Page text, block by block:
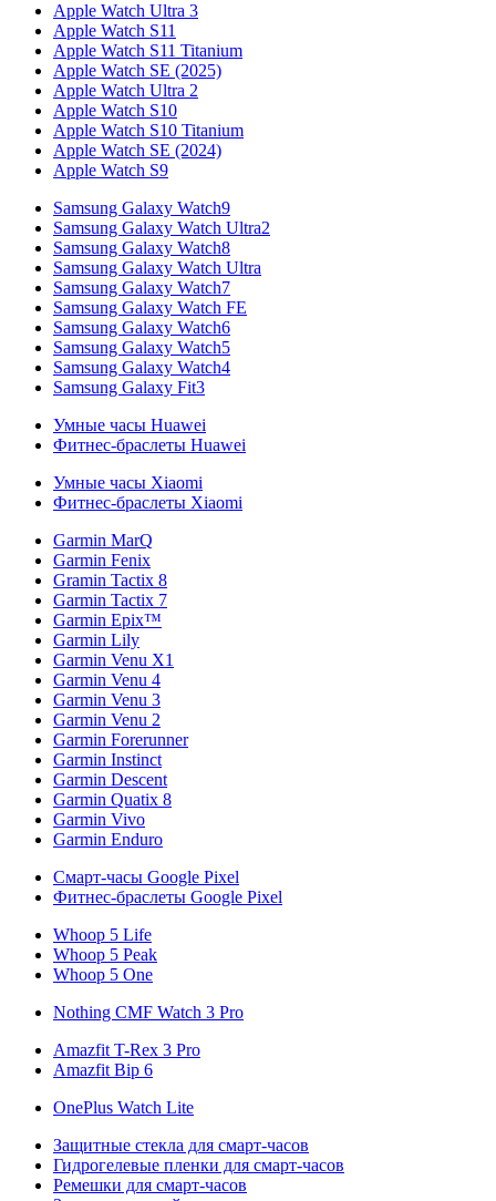
Apple Watch Ultra 3
Apple Watch S11
Apple Watch S11 Titanium
Apple Watch SE (2025)
Apple Watch Ultra 2
Apple Watch S10
Apple Watch S10 Titanium
Apple Watch SE (2024)
Apple Watch S9
Samsung Galaxy Watch9
Samsung Galaxy Watch Ultra2
Samsung Galaxy Watch8
Samsung Galaxy Watch Ultra
Samsung Galaxy Watch7
Samsung Galaxy Watch FE
Samsung Galaxy Watch6
Samsung Galaxy Watch5
Samsung Galaxy Watch4
Samsung Galaxy Fit3
Умные часы Huawei
Фитнес-браслеты Huawei
Умные часы Xiaomi
Фитнес-браслеты Xiaomi
Garmin MarQ
Garmin Fenix
Gramin Tactix 8
Garmin Tactix 7
Garmin Epix™
Garmin Lily
Garmin Venu X1
Garmin Venu 4
Garmin Venu 3
Garmin Venu 2
Garmin Forerunner
Garmin Instinct
Garmin Descent
Garmin Quatix 8
Garmin Vivo
Garmin Enduro
Смарт-часы Google Pixel
Фитнес-браслеты Google Pixel
Whoop 5 Life
Whoop 5 Peak
Whoop 5 One
Nothing CMF Watch 3 Pro
Amazfit T-Rex 3 Pro
Amazfit Bip 6
OnePlus Watch Lite
Защитные стекла для смарт-часов
Гидрогелевые пленки для смарт-часов
Ремешки для смарт-часов